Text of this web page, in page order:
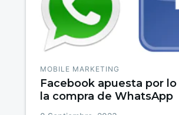
MOBILE MARKETING
Facebook apuesta por lo
la compra de WhatsApp